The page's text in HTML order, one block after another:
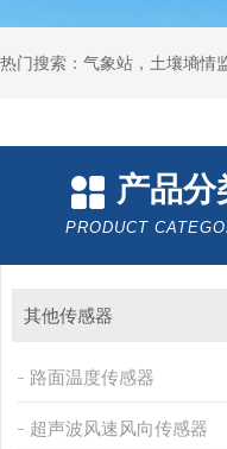
热门搜索：气象站，土壤墒情
产品分
PRODUCT
其他传感器
路面温度传感器
超声波风速风向传感器